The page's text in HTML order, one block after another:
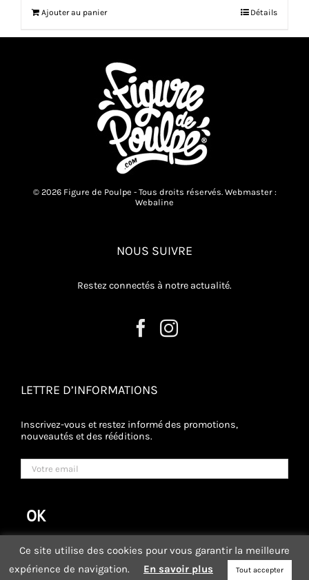
Ajouter au panier Détails
© 2026 Figure de Poulpe - Tous droits réservés. Webmaster :
Webaline
NOUS SUIVRE
Restez connectés à notre actualité.
LETTRE D’INFORMATIONS
Inscrivez-vous et restez informé des promotions,
nouveautés et des rééditions.
Ce site utilise des cookies pour vous garantir la meilleure
expérience de navigation. En savoir plus Tout accepter